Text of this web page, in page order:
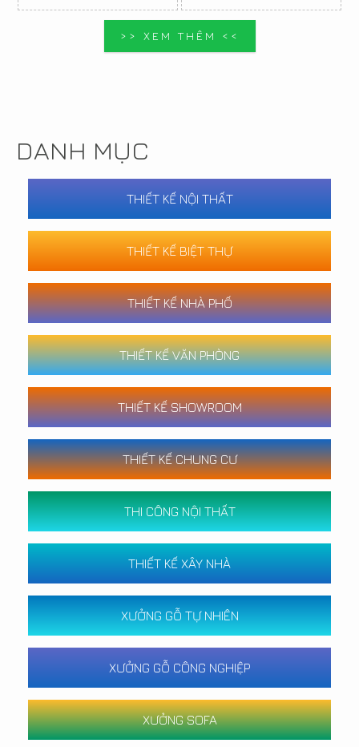
>> XEM THÊM <<
DANH MỤC
THIẾT KẾ NỘI THẤT
THIẾT KẾ BIỆT THỰ
THIẾT KẾ NHÀ PHỐ
THIẾT KẾ VĂN PHÒNG
THIẾT KẾ SHOWROOM
THIẾT KẾ CHUNG CƯ
THI CÔNG NỘI THẤT
THIẾT KẾ XÂY NHÀ
XƯỞNG GỖ TỰ NHIÊN
XƯỞNG GỖ CÔNG NGHIỆP
XƯỞNG SOFA